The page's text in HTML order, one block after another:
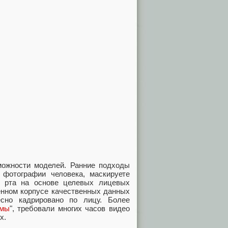
моделей. Ранние подходы
человека, маскируете
рта на основе целевых лицевых
корпусе качественных данных
кадрировано по лицу. Более
", требовали многих часов видео